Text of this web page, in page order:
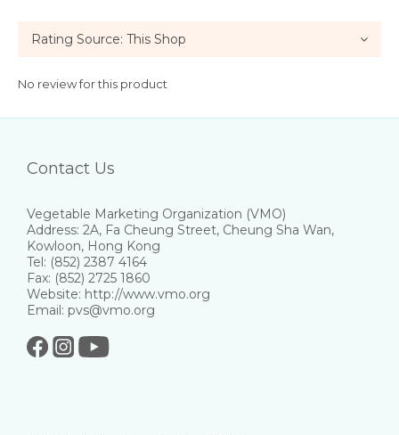
No review for this product
Contact Us
Vegetable Marketing Organization (VMO)
Address: 2A, Fa Cheung Street, Cheung Sha Wan,
Kowloon, Hong Kong
Tel: (852) 2387 4164
Fax: (852) 2725 1860
Website: http://www.vmo.org
Email: pvs@vmo.org